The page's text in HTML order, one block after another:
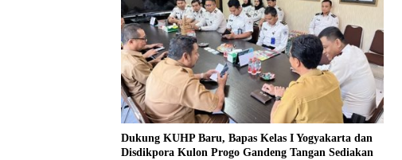
Dukung KUHP Baru, Bapas Kelas I Yogyakarta dan
Disdikpora Kulon Progo Gandeng Tangan Sediakan